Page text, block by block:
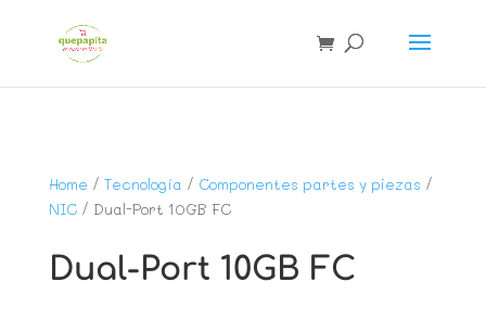
Home / Tecnología / Componentes partes y piezas /
NIC/ Dual-Port 10GB FC
Dual-Port 10GB FC